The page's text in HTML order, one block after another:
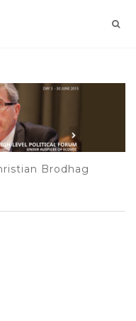
Brodhag